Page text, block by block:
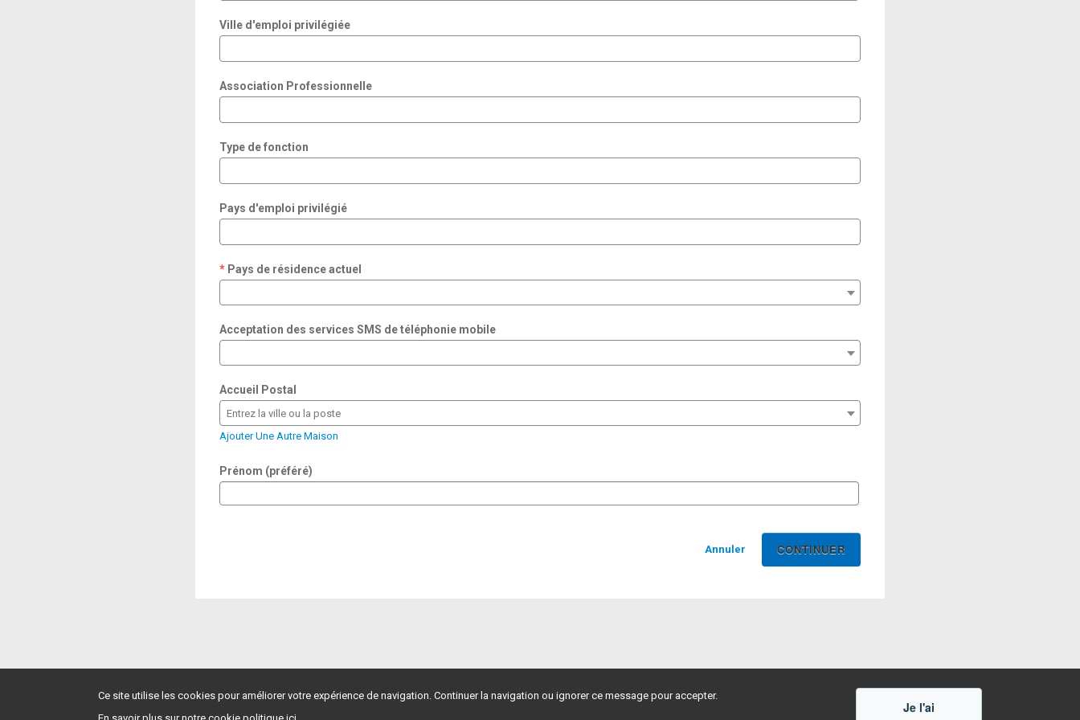
Ville d'emploi privilégiée
Association Professionnelle
Type de fonction
Pays d'emploi privilégié
Pays de résidence actuel
required
Acceptation des services SMS de téléphonie mobile
Accueil Postal
Entrez la ville ou la poste
Ajouter Une Autre Maison
Prénom (préféré)
Annuler
Ce site utilise les cookies pour améliorer votre expérience de navigation. Continuer la navigation ou ignorer ce message pour accepter.
Je l'ai